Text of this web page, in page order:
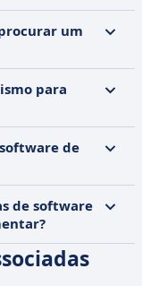
um
para
de
de software